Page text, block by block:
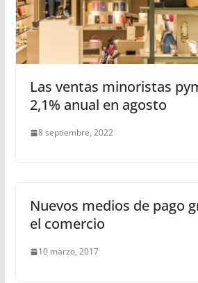
Las ventas minoristas
2,1% anual en agosto
8 septiembre, 2022
Nuevos medios de pago
el comercio
10 marzo, 2017